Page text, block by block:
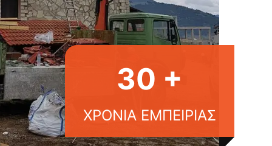
30 +
ΧΡΟΝΙΑ ΕΜΠΕΙΡΙΑΣ